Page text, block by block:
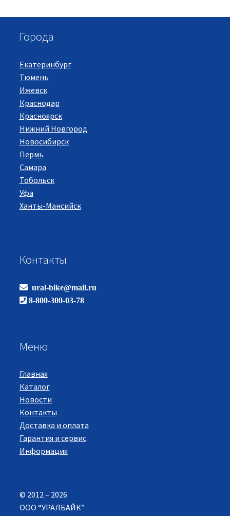
Города
Екатеринбург
Тюмень
Ижевск
Краснодар
Красноярск
Нижний Новгород
Новосибирск
Пермь
Самара
Тобольск
Уфа
Ханты-Мансийск
Контакты
ural-bike@mail.ru
8-800-300-03-78
Меню
Главная
Каталог
Новости
Контакты
Доставка и оплата
Гарантия и сервис
Информация
© 2012 – 2026
ООО “УРАЛБАЙК”